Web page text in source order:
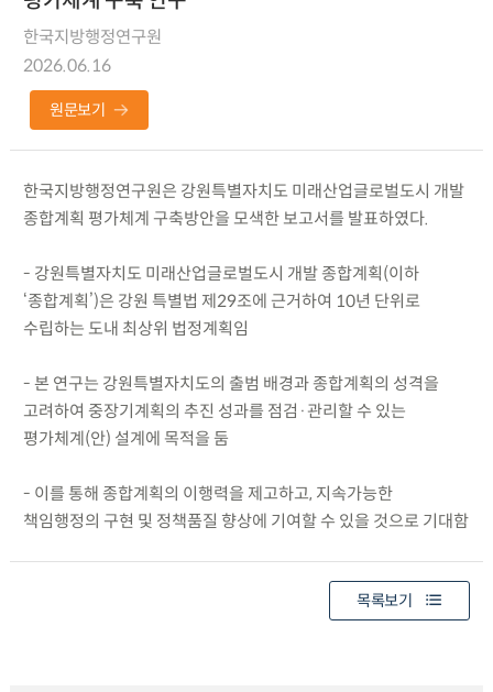
한국지방행정연구원
2026.06.16
원문보기
한국지방행정연구원은 강원특별자치도 미래산업글로벌도시 개발
종합계획 평가체계 구축방안을 모색한 보고서를 발표하였다.
- 강원특별자치도 미래산업글로벌도시 개발 종합계획(이하
‘종합계획’)은 강원 특별법 제29조에 근거하여 10년 단위로
수립하는 도내 최상위 법정계획임
- 본 연구는 강원특별자치도의 출범 배경과 종합계획의 성격을
고려하여 중장기계획의 추진 성과를 점검·관리할 수 있는
평가체계(안) 설계에 목적을 둠
- 이를 통해 종합계획의 이행력을 제고하고, 지속가능한
책임행정의 구현 및 정책품질 향상에 기여할 수 있을 것으로 기대함
목록보기